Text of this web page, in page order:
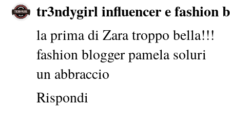
tr3ndygirl influencer e fashion
la prima di Zara troppo bella!!!
fashion blogger pamela soluri
un abbraccio
Rispondi